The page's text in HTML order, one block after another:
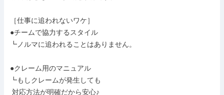
［仕事に追われないワケ］
●チームで協力するスタイル
┗ノルマに追われることはありません。
●クレーム用のマニュアル
┗もしクレームが発生しても